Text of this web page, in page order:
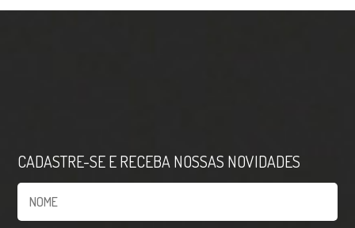
CADASTRE-SE E RECEBA NOSSAS NOVIDADES